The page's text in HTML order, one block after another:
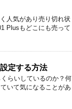
人気があり売り切れ状
Plusもどこにも売って
定する方法
らいしているのか？何
いて気になることがあ